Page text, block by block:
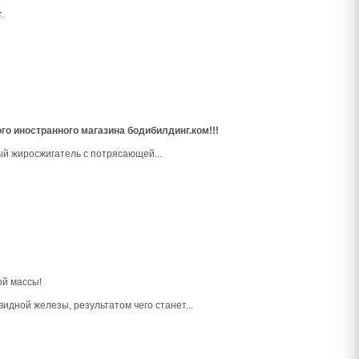
иностранного магазина бодибилдинг.ком!!!
жиросжигатель с потрясающей...
массы!
железы, результатом чего станет...